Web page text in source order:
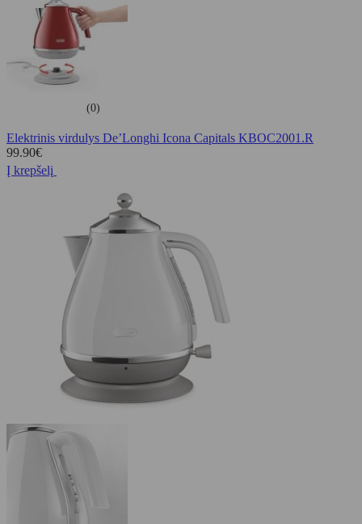
(0)
Elektrinis virdulys De’Longhi Icona Capitals KBOC2001.R
99.90€
Į krepšelį